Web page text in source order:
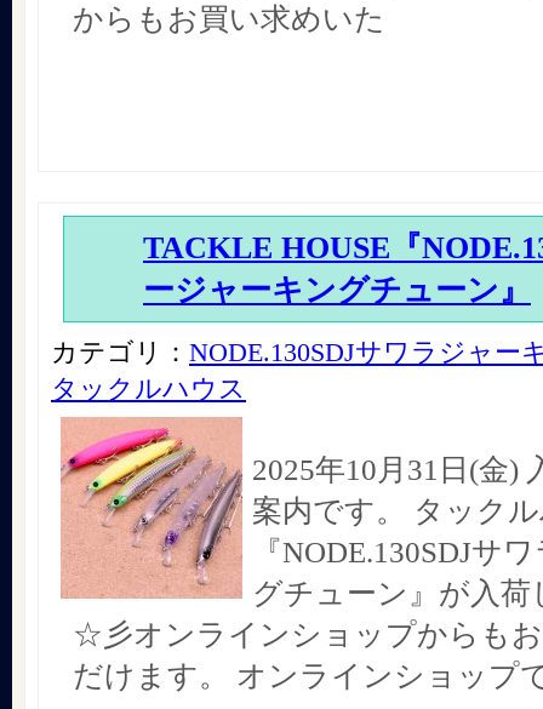
からもお買い求めいた
TACKLE HOUSE『
ージャーキングチューン』
カテゴリ： NODE.130SDJサワラジャー
タックルハウス
2025年10月31日(金)
案内です。 タック
『NODE.130SDJサ
グチューン』が入荷
☆彡オンラインショップからも
だけます。 オンラインショップ